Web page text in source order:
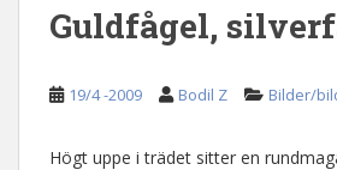
Guldfågel,
19/4 -2009 Bodil Z Bilder/
Högt uppe i trädet sitter en